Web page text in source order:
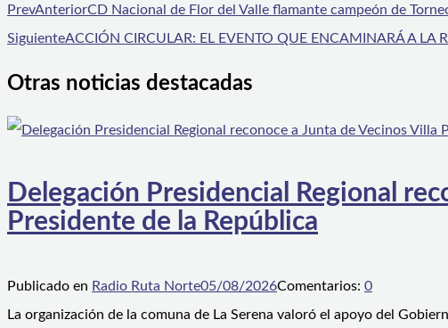
PrevAnteriorCD Nacional de Flor del Valle flamante campeón de
SiguienteACCIÓN CIRCULAR: EL EVENTO QUE ENCAMINARÁ A LA
Otras noticias destacadas
Delegación Presidencial Regional
Presidente de la República
Publicado en Radio Ruta Norte05/08/2026Comentarios: 0
La organización de la comuna de La Serena valoró el apoyo del